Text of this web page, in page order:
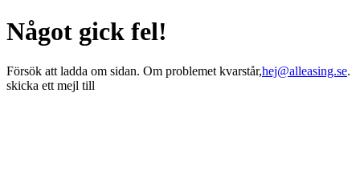
Något gick fel!
Försök att ladda om sidan. Om problemet kvarstår,hej@alleasing.se.
skicka ett mejl till